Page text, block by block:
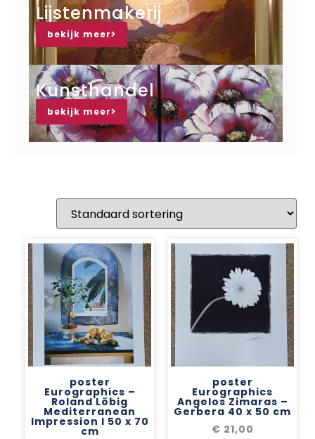
Lijstenmakerij
bekijk meer
Kunsthandel
bekijk meer
poster
Eurographics –
Roland Löbig
Mediterranean
Impression I 50 x 70
cm
poster
Eurographics
Angelos Zimaras –
Gerbera 40 x 50 cm
€ 21,00